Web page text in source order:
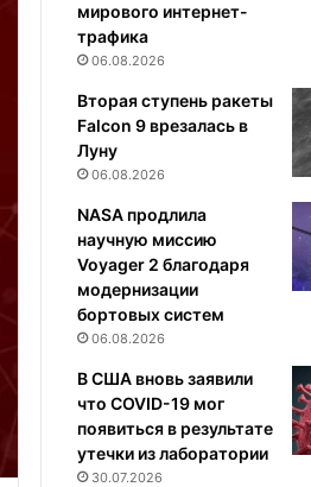
мирового интернет-
трафика
06.08.2026
Вторая ступень ракеты
Falcon 9 врезалась в
Луну
06.08.2026
NASA продлила
научную миссию
Voyager 2 благодаря
модернизации
бортовых систем
06.08.2026
В США вновь заявили
что COVID-19 мог
появиться в результате
утечки из лаборатории
30.07.2026